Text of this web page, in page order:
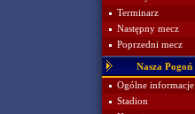
Terminarz
Następny mecz
Poprzedni mecz
Nasza Pogoń
Ogólne informacje
Stadion